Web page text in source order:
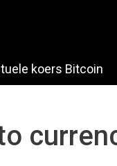
koers Bitcoin